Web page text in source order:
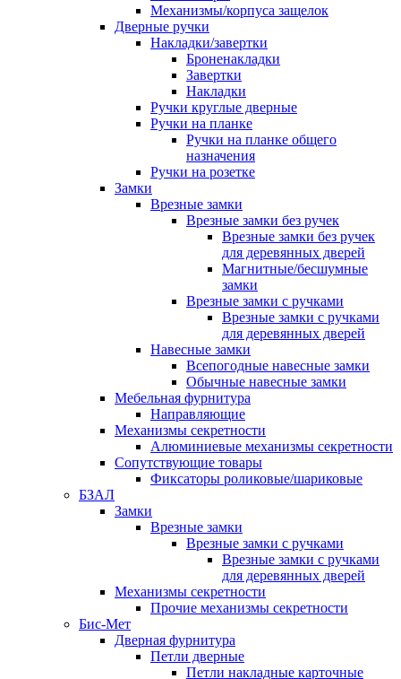
Механизмы/корпуса защелок
Дверные ручки
Накладки/завертки
Броненакладки
Завертки
Накладки
Ручки круглые дверные
Ручки на планке
Ручки на планке общего
назначения
Ручки на розетке
Замки
Врезные замки
Врезные замки без ручек
Врезные замки без ручек
для деревянных дверей
Магнитные/бесшумные
замки
Врезные замки с ручками
Врезные замки с ручками
для деревянных дверей
Навесные замки
Всепогодные навесные замки
Обычные навесные замки
Мебельная фурнитура
Направляющие
Механизмы секретности
Алюминиевые механизмы секретности
Сопутствующие товары
Фиксаторы роликовые/шариковые
БЗАЛ
Замки
Врезные замки
Врезные замки с ручками
Врезные замки с ручками
для деревянных дверей
Механизмы секретности
Прочие механизмы секретности
Бис-Мет
Дверная фурнитура
Петли дверные
Петли накладные карточные